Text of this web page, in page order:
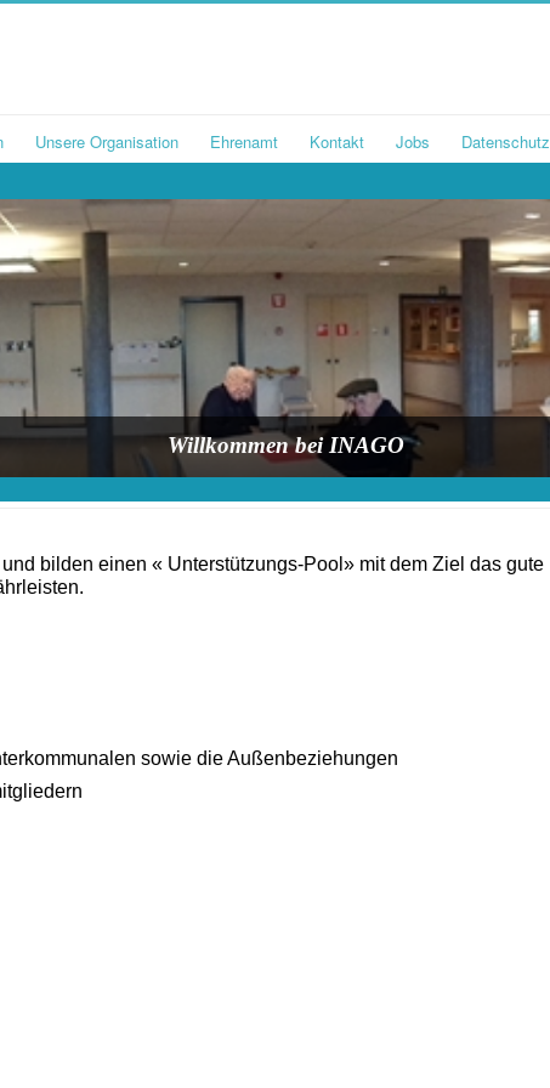
Unsere Organisation Ehrenamt Kontakt Jobs Datenschutz
Willkommen bei INAGO
Willkommen bei INAGO
bilden einen « Unterstützungs-Pool» mit dem Ziel das gute
sowie die Außenbeziehungen